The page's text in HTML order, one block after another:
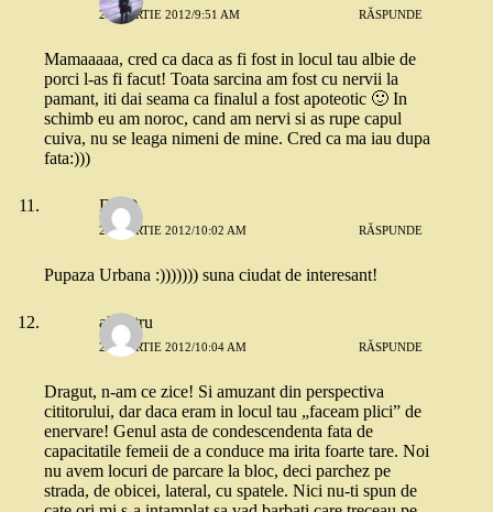
22 MARTIE 2012/9:51 AM RĂSPUNDE
Mamaaaaa, cred ca daca as fi fost in locul tau albie de
porci l-as fi facut! Toata sarcina am fost cu nervii la
pamant, iti dai seama ca finalul a fost apoteotic 🙂 In
schimb eu am noroc, cand am nervi si as rupe capul
cuiva, nu se leaga nimeni de mine. Cred ca ma iau dupa
fata:)))
DAD
22 MARTIE 2012/10:02 AM RĂSPUNDE
Pupaza Urbana :))))))) suna ciudat de interesant!
albastru
22 MARTIE 2012/10:04 AM RĂSPUNDE
Dragut, n-am ce zice! Si amuzant din perspectiva
cititorului, dar daca eram in locul tau „faceam plici” de
enervare! Genul asta de condescendenta fata de
capacitatile femeii de a conduce ma irita foarte tare. Noi
nu avem locuri de parcare la bloc, deci parchez pe
strada, de obicei, lateral, cu spatele. Nici nu-ti spun de